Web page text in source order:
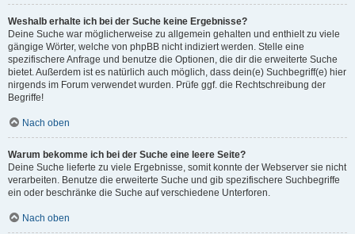
Weshalb erhalte ich bei der Suche keine Ergebnisse?
Deine Suche war möglicherweise zu allgemein gehalten und enthielt zu viele
gängige Wörter, welche von phpBB nicht indiziert werden. Stelle eine
spezifischere Anfrage und benutze die Optionen, die dir die erweiterte Suche
bietet. Außerdem ist es natürlich auch möglich, dass dein(e) Suchbegriff(e) hier
nirgends im Forum verwendet wurden. Prüfe ggf. die Rechtschreibung der
Begriffe!
Nach oben
Warum bekomme ich bei der Suche eine leere Seite?
Deine Suche lieferte zu viele Ergebnisse, somit konnte der Webserver sie nicht
verarbeiten. Benutze die erweiterte Suche und gib spezifischere Suchbegriffe
ein oder beschränke die Suche auf verschiedene Unterforen.
Nach oben